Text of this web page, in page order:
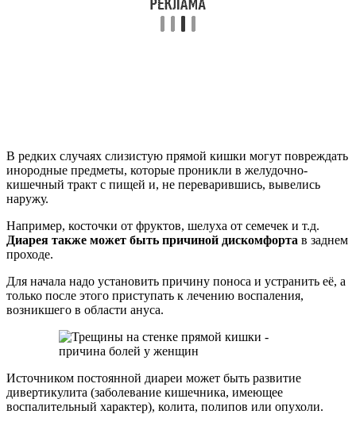
В редких случаях слизистую прямой кишки могут повреждать
инородные предметы, которые проникли в желудочно-
кишечный тракт с пищей и, не переварившись, вывелись
наружу.
Например, косточки от фруктов, шелуха от семечек и т.д.
Диарея также может быть причиной дискомфорта в заднем
проходе.
Для начала надо установить причину поноса и устранить её, а
только после этого приступать к лечению воспаления,
возникшего в области ануса.
Источником постоянной диареи может быть развитие
дивертикулита (заболевание кишечника, имеющее
воспалительный характер), колита, полипов или опухоли.